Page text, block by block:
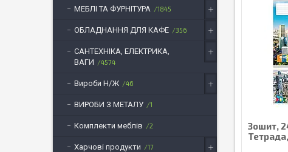
Зошит,
МЕБЛІ ТА ФУРНІТУРА 1845
ОБЛАДНАННЯ ДЛЯ КАФЕ 356
САНТЕХНІКА, ЕЛЕКТРИКА,
ВАГИ
4574
Вироби Н/Ж 46
ВИРОБИ З МЕТАЛУ 1
Комплекти меблів 2
Харчові продукти 17